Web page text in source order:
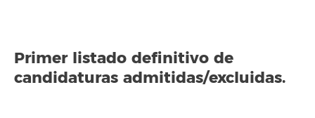
Primer listado definitivo de
candidaturas admitidas/excluidas.